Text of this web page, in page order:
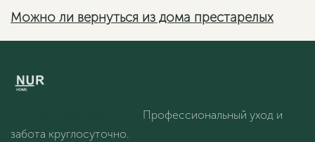
Можно ли вернуться из дома престарелых
Профессиональный уход и
забота круглосуточно.